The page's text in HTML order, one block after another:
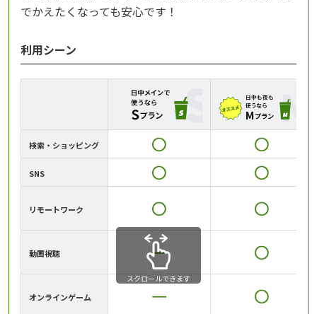
でかえたくなっても安心です！
利用シーン
検索・ショッピング
SNS
リモートワーク
動画視聴
オンラインゲーム
スクロールできます